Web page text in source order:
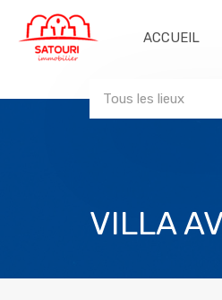
ACCUEIL
Tous les lieux
VILLA